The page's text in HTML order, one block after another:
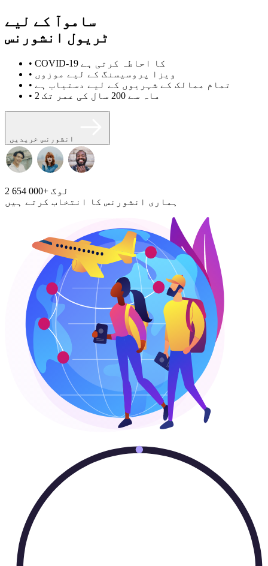
ساموآ کے لیے
ٹریول انشورنس
• COVID-19 کا احاطہ کرتی ہے
• ویزا پروسیسنگ کے لیے موزوں
• تمام ممالک کے شہریوں کے لیے دستیاب ہے
• 2 ماہ سے 200 سال کی عمر تک
انشورنس خریدیں
2 654 000+ لوگ
ہماری انشورنس کا انتخاب کرتے ہیں